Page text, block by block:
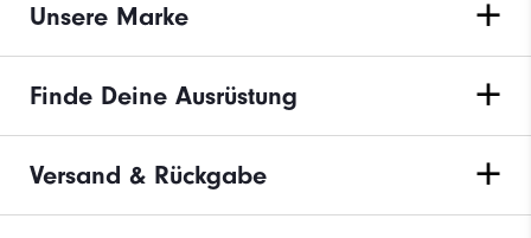
Unsere Marke
Finde Deine Ausrüstung
Versand & Rückgabe